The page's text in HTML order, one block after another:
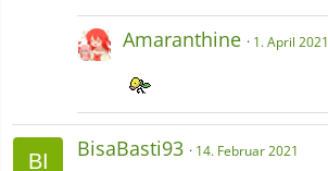
Amaranthine 1. April 2021
BisaBasti93 14. Februar 2021